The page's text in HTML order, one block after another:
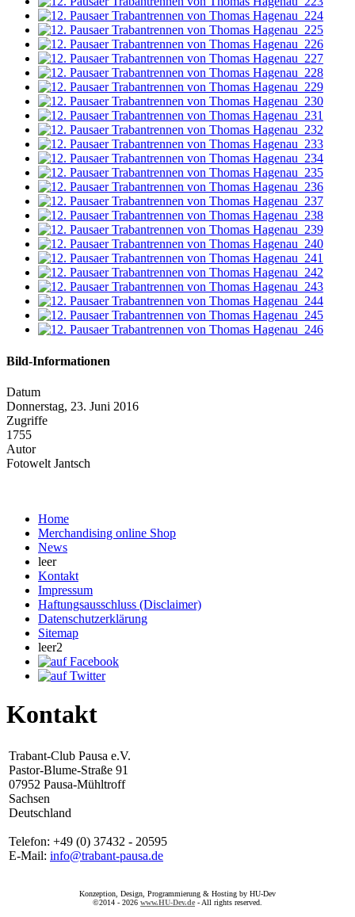
Bild-Informationen
Datum
Donnerstag, 23. Juni 2016
Zugriffe
1755
Autor
Fotowelt Jantsch
Home
Merchandising online Shop
News
leer
Kontakt
Impressum
Haftungsausschluss (Disclaimer)
Datenschutzerklärung
Sitemap
leer2
Kontakt
Trabant-Club Pausa e.V.
Pastor-Blume-Straße 91
07952 Pausa-Mühltroff
Sachsen
Deutschland
Telefon: +49 (0) 37432 - 20595
E-Mail: info@trabant-pausa.de
Konzeption, Design, Programmierung & Hosting by HU-Dev
©2014 - 2026 www.HU-Dev.de - All rights reserved.